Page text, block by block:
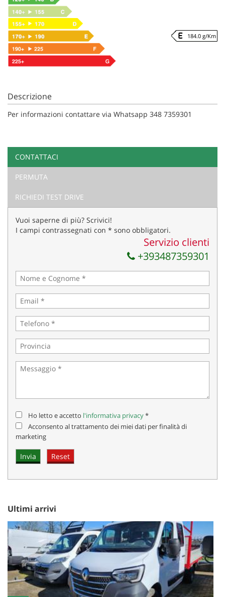
184.0 g/Km
Descrizione
Per informazioni contattare via Whatsapp 348 7359301
CONTATTACI
PERMUTA
RICHIEDI TEST DRIVE
Vuoi saperne di più? Scrivici!
I campi contrassegnati con * sono obbligatori.
Servizio clienti
+393487359301
Ho letto e accetto l'informativa privacy*
Acconsento al trattamento dei miei dati per finalità di
marketing
Ultimi arrivi